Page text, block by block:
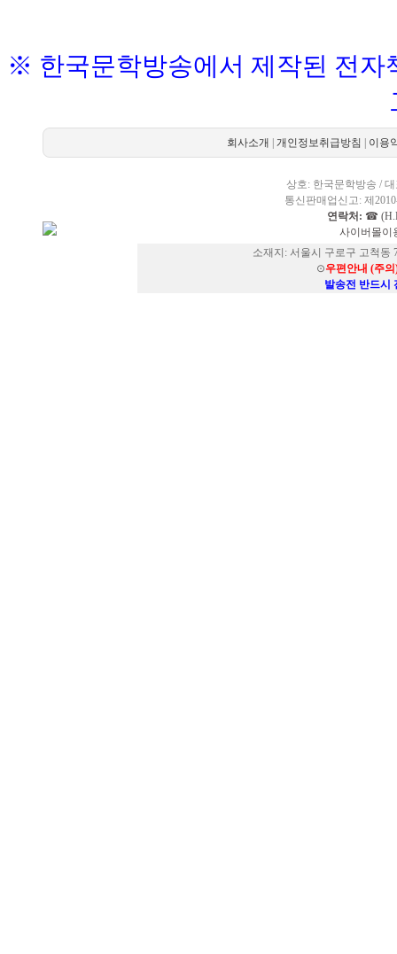
※ 한국문학방송에서 제작된 전자
회사소개 개인정보취급방침 이용
상호: 한국문학방송 /
통신판매업신고: 제
연락처: ☎
사이버몰이
소재지: 서울시 구로구 고척동
⊙우편안내 (주
발송전 반드시